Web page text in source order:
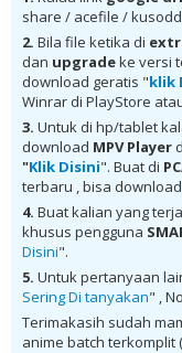
Subtitle Indonesia bd,
kurogaze,
Coquelicot-zaka kara
zaka kara BD Subtitle
Coquelicot-zaka
Coquelicot-zaka kara
Coquelicot-zaka kara
download Coquelicot-
donwload Coquelicot-
donwload Coquelicot-
donwload Coquelicot-
Coquelicot-zaka kara
Coquelicot-zaka kara
Coquelicot-zaka kara
zaka kara BD Subtitle
Coquelicot-zaka kara
kara BD Subtitle
, download anime sub
zaka kara BD Subtitle
share / acefile /
2. Bila file ketika di
dan upgradeke versi
download geratis "klik
Winrar di PlayStore
3. Untuk di hp/tablet
download MPV Player
"Klik Disini". Buat di
terbaru , bisa
4. Buat kalian yang
khusus pengguna
Disini".
5. Untuk pertanyaan
Sering Di tanyakan" ,
Terimakasih sudah
anime batch terkomplit